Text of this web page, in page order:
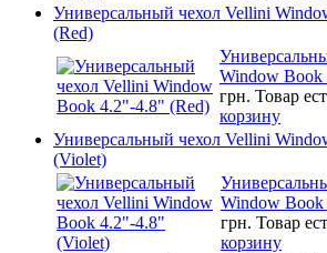
Универсальный чехол Vellini
(Red)
Window Book
грн. Товар
корзину
Универсальный чехол Vellini
(Violet)
Window
грн. Товар
корзину